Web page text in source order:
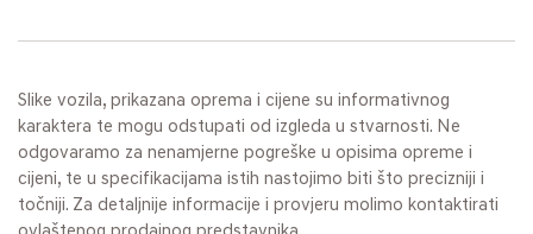
Slike vozila, prikazana oprema i cijene su informativnog
karaktera te mogu odstupati od izgleda u stvarnosti. Ne
odgovaramo za nenamjerne pogreške u opisima opreme i
cijeni, te u specifikacijama istih nastojimo biti što precizniji i
točniji. Za detaljnije informacije i provjeru molimo kontaktirati